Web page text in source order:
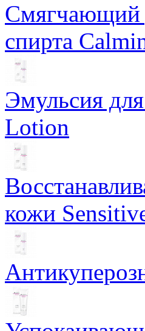
Смягчающий
спирта
Эмульсия
Lotion
кожи